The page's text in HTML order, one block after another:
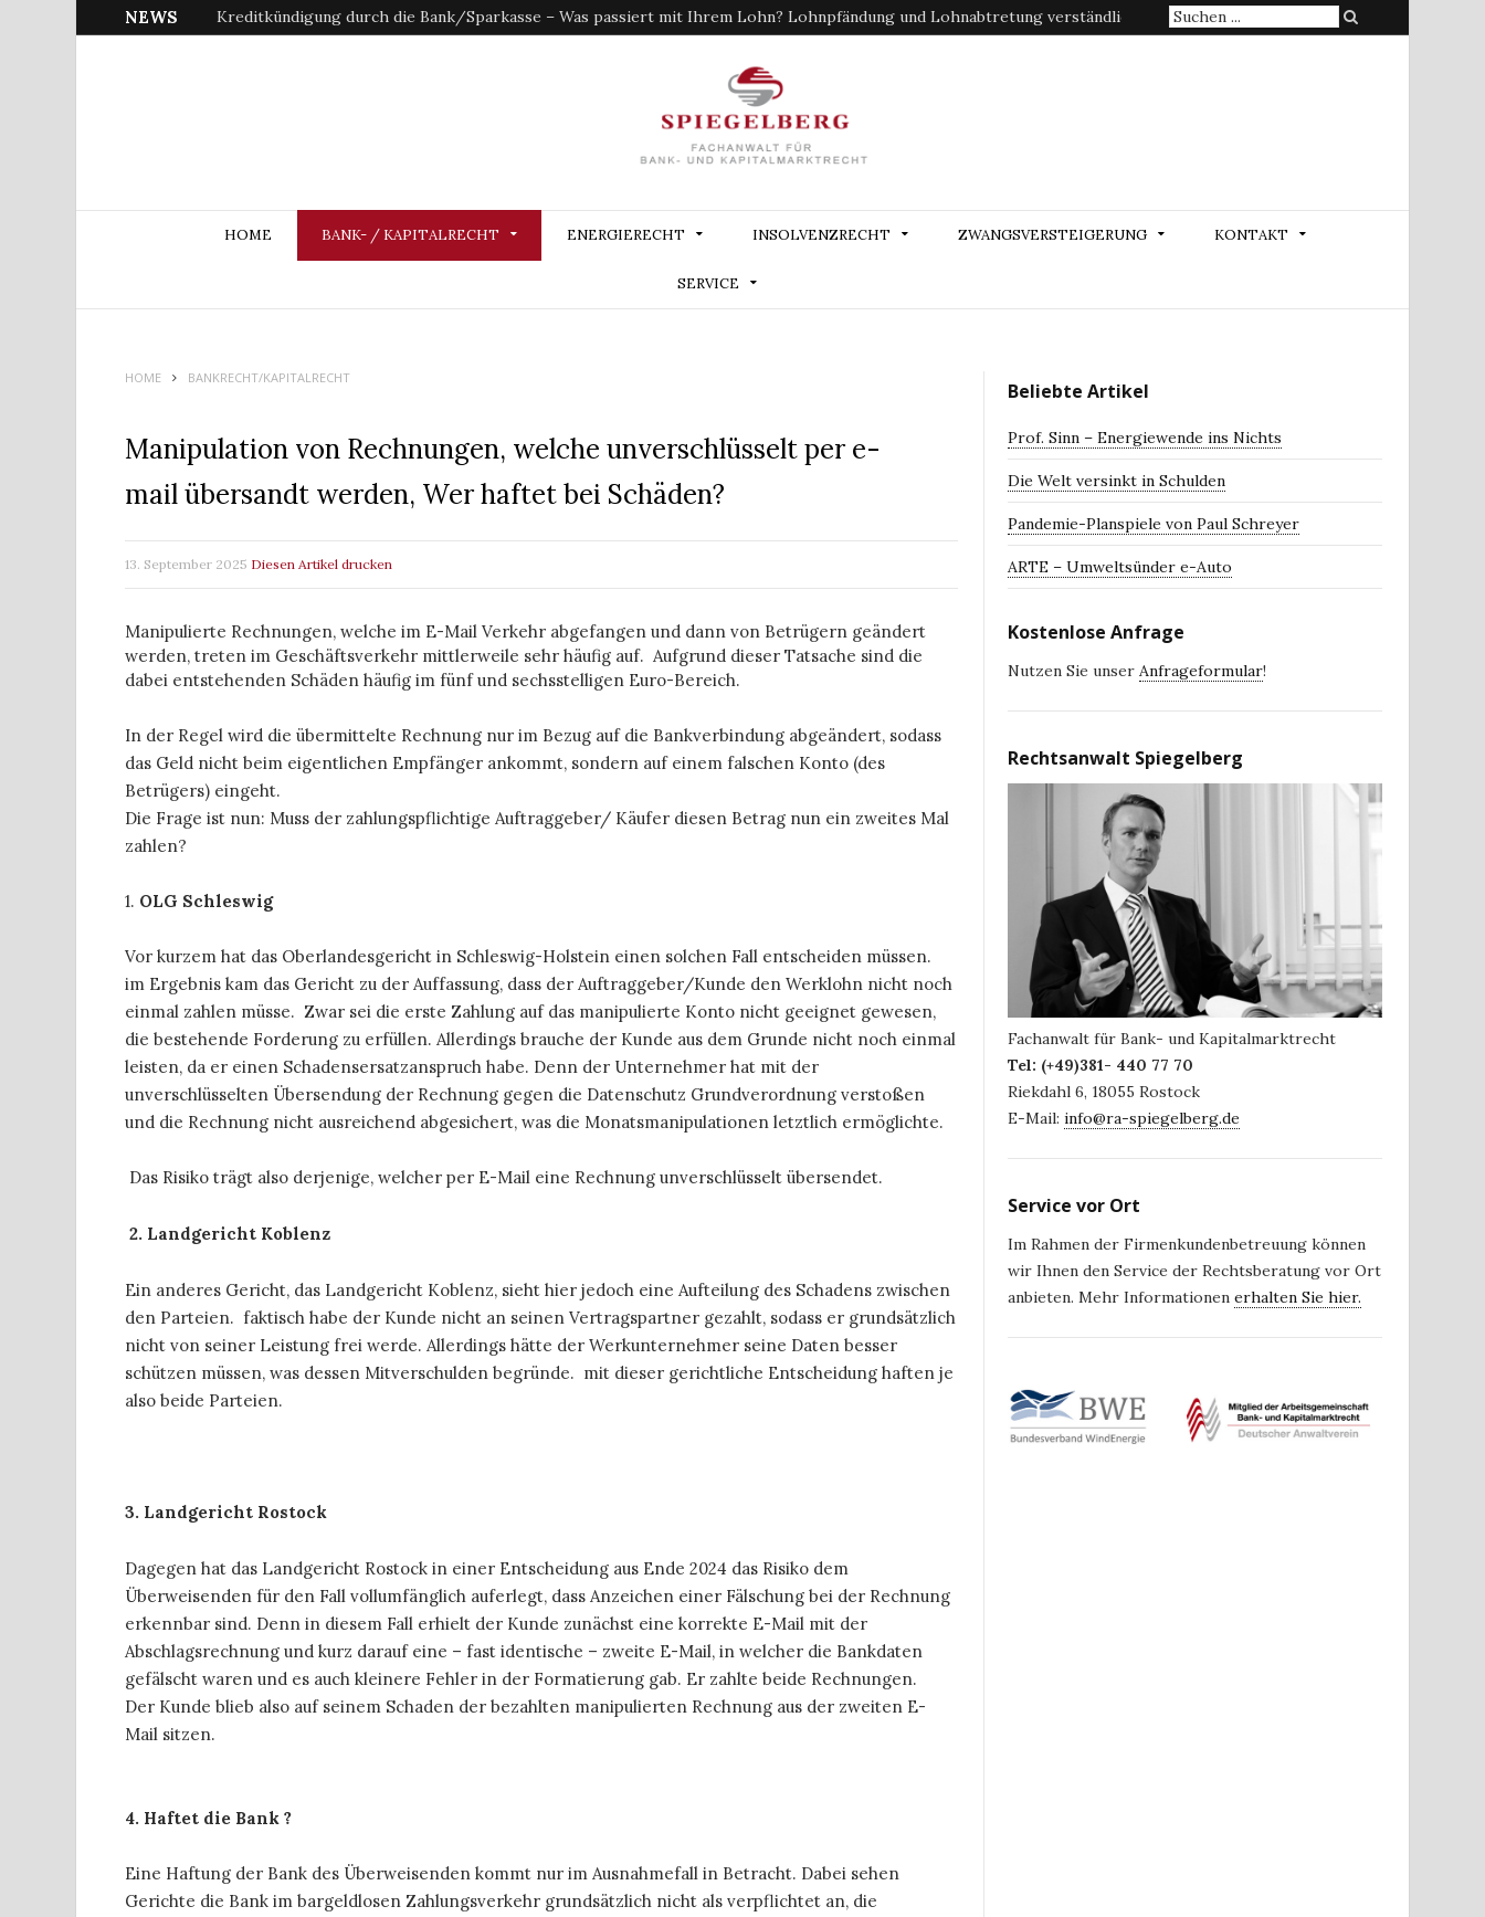
NEWS Kreditkündigung durch die Bank/Sparkasse – Was passiert mit Ihrem Lohn? Lohnpfändung und Lohnabtretung verständlich erklärtSuche
HOME BANK- / KAPITALRECHT ENERGIERECHT INSOLVENZRECHT ZWANGSVERSTEIGERUNG KONTAKT
SERVICE
HOME BANKRECHT/KAPITALRECHT
Manipulation von Rechnungen, welche unverschlüsselt per e-
mail übersandt werden, Wer haftet bei Schäden?
13. September 2025 Diesen Artikel drucken
Manipulierte Rechnungen, welche im E-Mail Verkehr abgefangen und dann von Betrügern geändert
werden, treten im Geschäftsverkehr mittlerweile sehr häufig auf. Aufgrund dieser Tatsache sind die
dabei entstehenden Schäden häufig im fünf und sechsstelligen Euro-Bereich.
In der Regel wird die übermittelte Rechnung nur im Bezug auf die Bankverbindung abgeändert, sodass
das Geld nicht beim eigentlichen Empfänger ankommt, sondern auf einem falschen Konto (des
Betrügers) eingeht.
Die Frage ist nun: Muss der zahlungspflichtige Auftraggeber/ Käufer diesen Betrag nun ein zweites Mal
zahlen?
1. OLG Schleswig
Vor kurzem hat das Oberlandesgericht in Schleswig-Holstein einen solchen Fall entscheiden müssen.
im Ergebnis kam das Gericht zu der Auffassung, dass der Auftraggeber/Kunde den Werklohn nicht noch
einmal zahlen müsse. Zwar sei die erste Zahlung auf das manipulierte Konto nicht geeignet gewesen,
die bestehende Forderung zu erfüllen. Allerdings brauche der Kunde aus dem Grunde nicht noch einmal
leisten, da er einen Schadensersatzanspruch habe. Denn der Unternehmer hat mit der
unverschlüsselten Übersendung der Rechnung gegen die Datenschutz Grundverordnung verstoßen
und die Rechnung nicht ausreichend abgesichert, was die Monatsmanipulationen letztlich ermöglichte.
Das Risiko trägt also derjenige, welcher per E-Mail eine Rechnung unverschlüsselt übersendet.
2. Landgericht Koblenz
Ein anderes Gericht, das Landgericht Koblenz, sieht hier jedoch eine Aufteilung des Schadens zwischen
den Parteien. faktisch habe der Kunde nicht an seinen Vertragspartner gezahlt, sodass er grundsätzlich
nicht von seiner Leistung frei werde. Allerdings hätte der Werkunternehmer seine Daten besser
schützen müssen, was dessen Mitverschulden begründe. mit dieser gerichtliche Entscheidung haften je
also beide Parteien.
3. Landgericht Rostock
Dagegen hat das Landgericht Rostock in einer Entscheidung aus Ende 2024 das Risiko dem
Überweisenden für den Fall vollumfänglich auferlegt, dass Anzeichen einer Fälschung bei der Rechnung
erkennbar sind. Denn in diesem Fall erhielt der Kunde zunächst eine korrekte E-Mail mit der
Abschlagsrechnung und kurz darauf eine – fast identische – zweite E-Mail, in welcher die Bankdaten
gefälscht waren und es auch kleinere Fehler in der Formatierung gab. Er zahlte beide Rechnungen.
Der Kunde blieb also auf seinem Schaden der bezahlten manipulierten Rechnung aus der zweiten E-
Mail sitzen.
4. Haftet die Bank ?
Eine Haftung der Bank des Überweisenden kommt nur im Ausnahmefall in Betracht. Dabei sehen
Gerichte die Bank im bargeldlosen Zahlungsverkehr grundsätzlich nicht als verpflichtet an, die
Beliebte Artikel
Prof. Sinn – Energiewende ins Nichts
Die Welt versinkt in Schulden
Pandemie-Planspiele von Paul Schreyer
ARTE – Umweltsünder e-Auto
Kostenlose Anfrage
Nutzen Sie unser Anfrageformular!
Rechtsanwalt Spiegelberg
Fachanwalt für Bank- und Kapitalmarktrecht
Tel: (+49)381- 440 77 70
Riekdahl 6, 18055 Rostock
E-Mail: info@ra-spiegelberg.de
Service vor Ort
Im Rahmen der Firmenkundenbetreuung können
wir Ihnen den Service der Rechtsberatung vor Ort
anbieten. Mehr Informationen erhalten Sie hier.